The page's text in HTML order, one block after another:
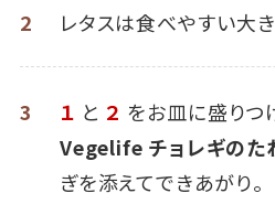
2 レタスは食べやすい大き
3 １ と ２ をお皿に盛りつ
Vegelife チョレギのた
ぎを添えてできあがり。